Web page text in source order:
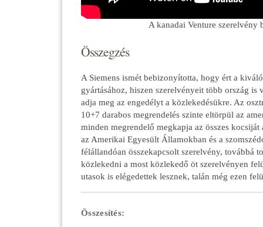
A kanadai Venture szerelvény
Összegzés
A Siemens ismét bebizonyította, hogy ért a
gyártásához, hiszen szerelvényeit több ország is
adja meg az engedélyt a közlekedésükre. Az
10+7 darabos megrendelés szinte eltörpül az
minden megrendelő megkapja az összes
az Amerikai Egyesült Államokban és a
félállandóan összekapcsolt szerelvény, továbbá
közlekedni a most közlekedő öt szerelvényen
utasok is elégedettek lesznek, talán még ezen
Összesítés: